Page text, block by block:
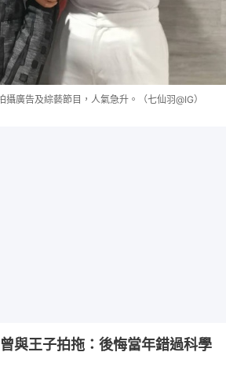
廣告及綜藝節目，人氣急升。（七仙羽@IG）
與王子拍拖：後悔當年錯過科學